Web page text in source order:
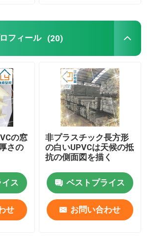
フィール (20)
の窓
さの
ス
せ
非プラスチック長方形
の白いUPVCは天候の抵
抗の側面図を描く
ベストプライス
お問い合わせ